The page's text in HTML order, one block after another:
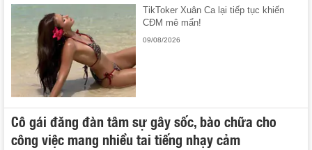
TikToker Xuân Ca lại tiếp tục khiến
CĐM mê mẩn!
09/08/2026
Cô gái đăng đàn tâm sự gây sốc, bào chữa cho
công việc mang nhiều tai tiếng nhạy cảm